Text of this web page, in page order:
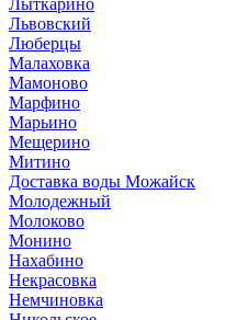
Лыткарино
Львовский
Люберцы
Малаховка
Мамоново
Марфино
Марьино
Мещерино
Митино
Доставка воды Можайск
Молодежный
Молоково
Монино
Нахабино
Некрасовка
Немчиновка